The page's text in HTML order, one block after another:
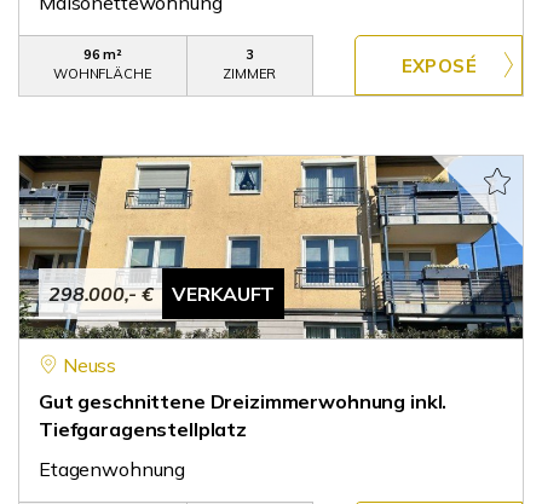
96 m²
WOHNFLÄCHE
3
ZIMMER
298.000,- € VERKAUFT
Neuss
Gut geschnittene Dreizimmerwohnung inkl.
Tiefgaragenstellplatz
Etagenwohnung